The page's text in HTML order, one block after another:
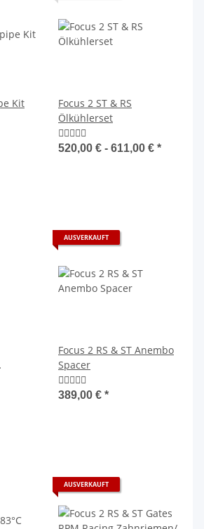
Kit
Focus 2 ST & RS
Ölkühlerset
520,00 € - 611,00 € *
ST
AUSVERKAUFT
Focus 2 RS & ST Anembo
Spacer
389,00 € *
AUSVERKAUFT